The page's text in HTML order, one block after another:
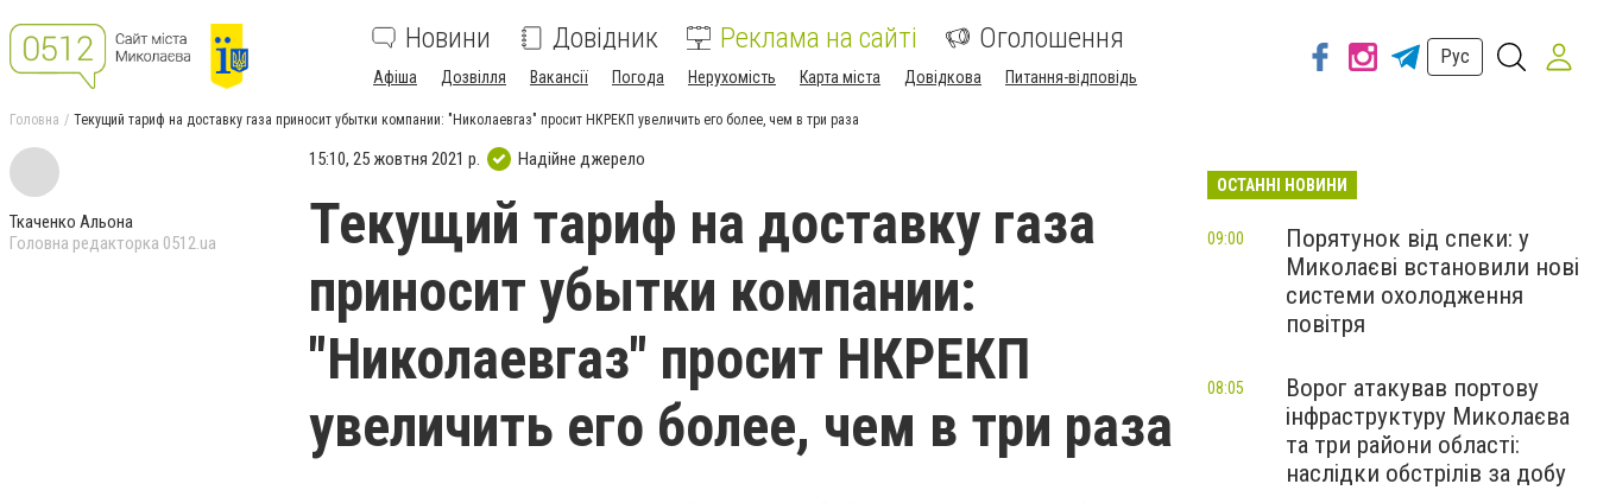
Новини Довідник Реклама на сайті Оголошення
Афіша Дозвілля Вакансії Погода Нерухомість Карта міста Довідкова Питання-відповідь
Рус
Головна Текущий тариф на доставку газа приносит убытки компании: "Николаевгаз" просит НКРЕКП увеличить его более, чем в три раза
Ткаченко Альона
Головна редакторка 0512.ua
15:10, 25 жовтня 2021 р. Надійне джерело
Текущий тариф на доставку газа
приносит убытки компании:
"Николаевгаз" просит НКРЕКП
увеличить его более, чем в три раза
ОСТАННІ НОВИНИ
Порятунок від спеки: у
Миколаєві встановили нові
системи охолодження
повітря
09:00
Ворог атакував портову
інфраструктуру Миколаєва
та три райони області:
наслідки обстрілів за добу
08:05